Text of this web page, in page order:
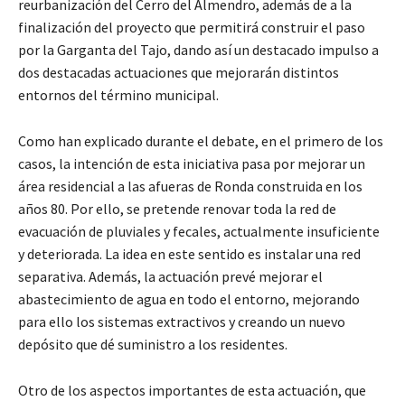
reurbanización del Cerro del Almendro, además de a la
finalización del proyecto que permitirá construir el paso
por la Garganta del Tajo, dando así un destacado impulso a
dos destacadas actuaciones que mejorarán distintos
entornos del término municipal.
Como han explicado durante el debate, en el primero de los
casos, la intención de esta iniciativa pasa por mejorar un
área residencial a las afueras de Ronda construida en los
años 80. Por ello, se pretende renovar toda la red de
evacuación de pluviales y fecales, actualmente insuficiente
y deteriorada. La idea en este sentido es instalar una red
separativa. Además, la actuación prevé mejorar el
abastecimiento de agua en todo el entorno, mejorando
para ello los sistemas extractivos y creando un nuevo
depósito que dé suministro a los residentes.
Otro de los aspectos importantes de esta actuación, que